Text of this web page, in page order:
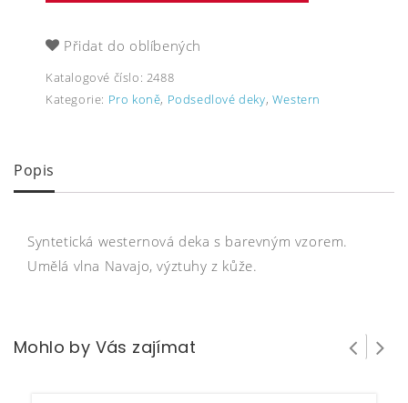
Přidat do oblíbených
Katalogové číslo: 2488
Kategorie: Pro koně, Podsedlové deky, Western
Popis
Syntetická westernová deka s barevným vzorem.
Umělá vlna Navajo, výztuhy z kůže.
Mohlo by Vás zajímat